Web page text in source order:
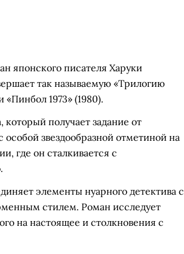
японского писателя Харуки
так называемую «Трилогию
1973» (1980).
получает задание от
звездообразной отметиной на
где он сталкивается с
элементы нуарного детектива с
стилем. Роман исследует
на настоящее и столкновения с